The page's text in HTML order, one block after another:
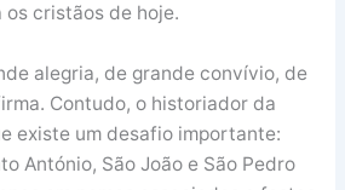
os cristãos de hoje.
alegria, de grande convívio, de
Contudo, o historiador da
existe um desafio importante:
António, São João e São Pedro